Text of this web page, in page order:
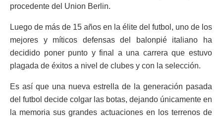
procedente del Union Berlin.
Luego de más de 15 años en la élite del futbol, uno de los
mejores y míticos defensas del balonpié italiano ha
decidido poner punto y final a una carrera que estuvo
plagada de éxitos a nivel de clubes y con la selección.
Es así que una nueva estrella de la generación pasada
del futbol decide colgar las botas, dejando únicamente en
la memoria sus grandes actuaciones en los terrenos de